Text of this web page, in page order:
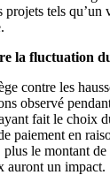
tels qu’un
la fluctuation
contre les
observé
fait le choix
paiement en
le montant de
auront un impact.